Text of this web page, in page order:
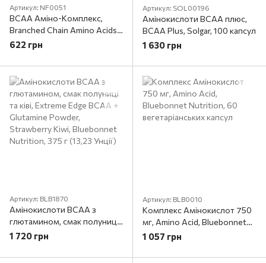
Артикул: NF0051
BCAA Аміно-Комплекс,
Branched Chain Amino Acids,
Now Foods, 60 капсул
622 грн
Артикул: SOL00196
Амінокислоти BCAA плюс,
BCAA Plus, Solgar, 100 капсул
1 630 грн
Артикул: BLB1870
Амінокислоти BCAA з
глютамином, смак полуниці
та ківі, Extreme Edge BCAA +
Strawberry Kiwi, Bluebonnet
1 720 грн
Артикул: BLB0010
Комплекс Амінокислот 750
мг, Amino Acid, Bluebonnet
Nutrition, 60 вегетаріанських
1 057 грн